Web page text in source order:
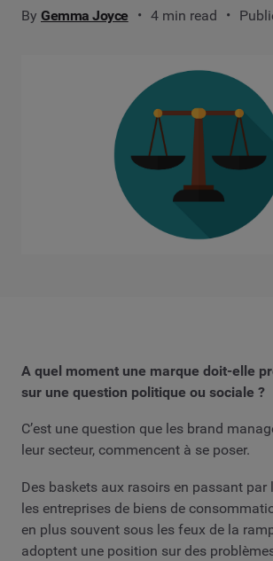
By Gemma Joyce 4 min read
A quel moment une marque doit-elle
sur une question politique ou sociale ?
C’est une question que les brand
leur secteur, commencent à se poser.
Des baskets aux rasoirs en passant par
les entreprises de biens de
en plus souvent sous les feux de la
adoptent une position sur des